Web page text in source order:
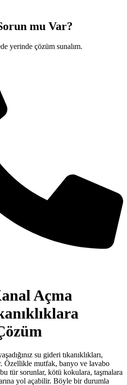
mu Var?
yerinde çözüm sunalım.
Açma
su gideri tıkanıklıkları,
Özellikle mutfak, banyo ve lavabo
tür sorunlar, kötü kokulara, taşmalara
yol açabilir. Böyle bir durumla